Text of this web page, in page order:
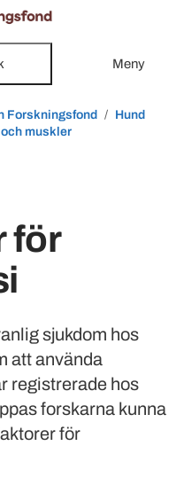
Meny
Forskningsfond
Hund
muskler
för
sjukdom hos
att använda
registrerade hos
forskarna kunna
för